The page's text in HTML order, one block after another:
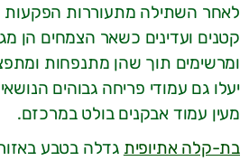
לאחר השתילה מתעוררות הפקעות
קטנים ועדינים כשאר הצמחים הן
ומרשימים תוך שהן מתנפחות
יעלו גם עמודי פריחה גבוהים
מעין עמוד אבקנים בולט במרכזם.
בת-קלה אתיופית גדלה בטבע